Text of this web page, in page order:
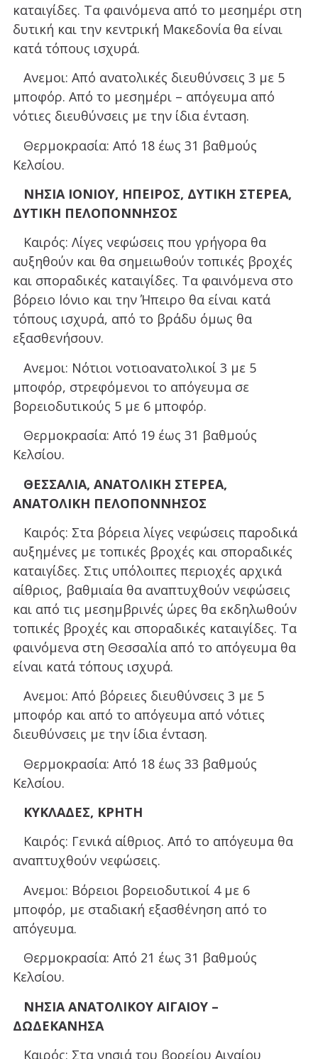
καταιγίδες. Τα φαινόμενα από το μεσημέρι στη
δυτική και την κεντρική Μακεδονία θα είναι
κατά τόπους ισχυρά.
Ανεμοι: Από ανατολικές διευθύνσεις 3 με 5
μποφόρ. Από το μεσημέρι – απόγευμα από
νότιες διευθύνσεις με την ίδια ένταση.
Θερμοκρασία: Από 18 έως 31 βαθμούς
Κελσίου.
ΝΗΣΙΑ ΙΟΝΙΟΥ, ΗΠΕΙΡΟΣ, ΔΥΤΙΚΗ ΣΤΕΡΕΑ,
ΔΥΤΙΚΗ ΠΕΛΟΠΟΝΝΗΣΟΣ
Καιρός: Λίγες νεφώσεις που γρήγορα θα
αυξηθούν και θα σημειωθούν τοπικές βροχές
και σποραδικές καταιγίδες. Τα φαινόμενα στο
βόρειο Ιόνιο και την Ήπειρο θα είναι κατά
τόπους ισχυρά, από το βράδυ όμως θα
εξασθενήσουν.
Ανεμοι: Νότιοι νοτιοανατολικοί 3 με 5
μποφόρ, στρεφόμενοι το απόγευμα σε
βορειοδυτικούς 5 με 6 μποφόρ.
Θερμοκρασία: Από 19 έως 31 βαθμούς
Κελσίου.
ΘΕΣΣΑΛΙΑ, ΑΝΑΤΟΛΙΚΗ ΣΤΕΡΕΑ,
ΑΝΑΤΟΛΙΚΗ ΠΕΛΟΠΟΝΝΗΣΟΣ
Καιρός: Στα βόρεια λίγες νεφώσεις παροδικά
αυξημένες με τοπικές βροχές και σποραδικές
καταιγίδες. Στις υπόλοιπες περιοχές αρχικά
αίθριος, βαθμιαία θα αναπτυχθούν νεφώσεις
και από τις μεσημβρινές ώρες θα εκδηλωθούν
τοπικές βροχές και σποραδικές καταιγίδες. Τα
φαινόμενα στη Θεσσαλία από το απόγευμα θα
είναι κατά τόπους ισχυρά.
Ανεμοι: Από βόρειες διευθύνσεις 3 με 5
μποφόρ και από το απόγευμα από νότιες
διευθύνσεις με την ίδια ένταση.
Θερμοκρασία: Από 18 έως 33 βαθμούς
Κελσίου.
ΚΥΚΛΑΔΕΣ, ΚΡΗΤΗ
Καιρός: Γενικά αίθριος. Από το απόγευμα θα
αναπτυχθούν νεφώσεις.
Ανεμοι: Βόρειοι βορειοδυτικοί 4 με 6
μποφόρ, με σταδιακή εξασθένηση από το
απόγευμα.
Θερμοκρασία: Από 21 έως 31 βαθμούς
Κελσίου.
ΝΗΣΙΑ ΑΝΑΤΟΛΙΚΟΥ ΑΙΓΑΙΟΥ –
ΔΩΔΕΚΑΝΗΣΑ
Καιρός: Στα νησιά του βορείου Αιγαίου